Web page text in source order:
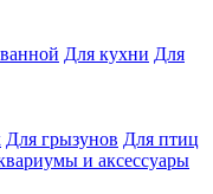
Для кухни Для
Для грызунов Для птиц
и аксессуары